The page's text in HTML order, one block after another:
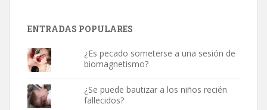
ENTRADAS POPULARES
¿Es pecado someterse a una sesión de
biomagnetismo?
¿Se puede bautizar a los niños recién
fallecidos?